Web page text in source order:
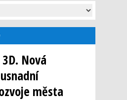
Nová
města